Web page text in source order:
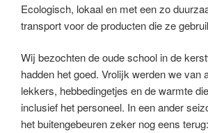
Ecologisch, lokaal en met een zo
transport voor de producten die ze
Wij bezochten de oude school in de
hadden het goed. Vrolijk werden we van
lekkers, hebbedingetjes en de warmte
inclusief het personeel. In een ander
het buitengebeuren zeker nog eens